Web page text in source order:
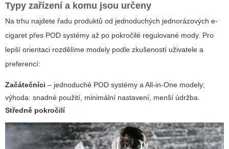
Typy zařízení a komu jsou určeny
Na trhu najdete řadu produktů od jednoduchých jednorázových e-
cigaret přes POD systémy až po pokročilé regulované mody. Pro
lepší orientaci rozdělíme modely podle zkušeností uživatele a
preferencí:
Začátečníci – jednoduché POD systémy a All-in-One modely;
výhoda: snadné použití, minimální nastavení, menší údržba.
Středně pokročilí